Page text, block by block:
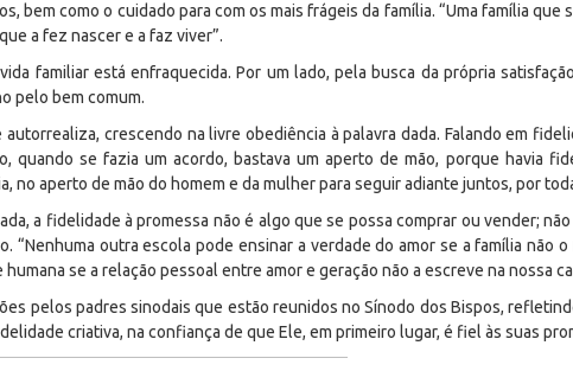
bem como o cuidado para com os mais frágeis da família. “Uma família que
a fez nascer e a faz viver”.
familiar está enfraquecida. Por um lado, pela busca da própria
pelo bem comum.
crescendo na livre obediência à palavra dada. Falando em
quando se fazia um acordo, bastava um aperto de mão, porque havia
no aperto de mão do homem e da mulher para seguir adiante juntos, por
a fidelidade à promessa não é algo que se possa comprar ou vender;
“Nenhuma outra escola pode ensinar a verdade do amor se a família não
se a relação pessoal entre amor e geração não a escreve na nossa
pelos padres sinodais que estão reunidos no Sínodo dos Bispos,
criativa, na confiança de que Ele, em primeiro lugar, é fiel às suas